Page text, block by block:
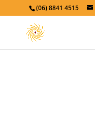
(06) 8841 4515